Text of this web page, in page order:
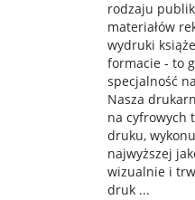
rodzaju
materiałów
wydruki
formacie - to
specjalność
Nasza
na cyfrowych
druku,
najwyższej
wizualnie i
druk ...